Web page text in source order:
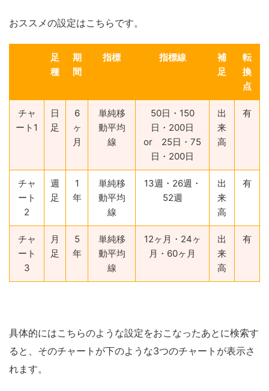
おススメの設定はこちらです。
足
種
期
間
指標 指標線
補
足
転
換
点
チャ
ート1
日
足
6
ヶ
月
単純移
動平均
線
50日・150
日・200日
or 25日・75
日・200日
出
来
高
有
チャ
ート
2
週
足
1
年
単純移
動平均
線
13週・26週・
52週
出
来
高
有
チャ
ート
3
月
足
5
年
単純移
動平均
線
12ヶ月・24ヶ
月・60ヶ月
出
来
高
有
具体的にはこちらのような設定をおこなったあとに検索す
ると、そのチャートが下のような3つのチャートが表示さ
れます。